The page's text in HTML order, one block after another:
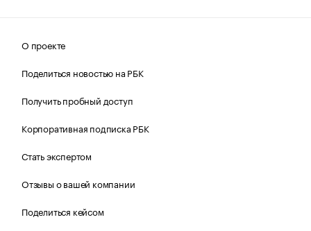
О проекте
Поделиться новостью на РБК
Получить пробный доступ
Корпоративная подписка РБК
Стать экспертом
Отзывы о вашей компании
Поделиться кейсом